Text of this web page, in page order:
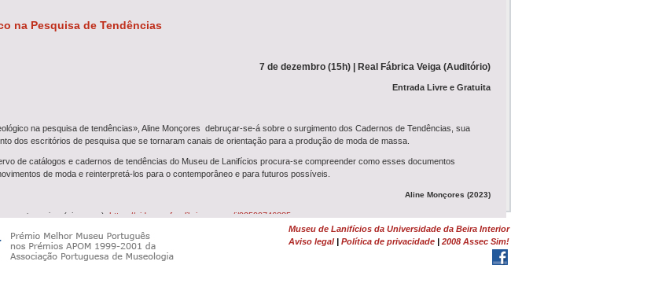
Wool É Cool
Farrapeiros com aOficina de Rodilhas: Entre Farrapos e Memórias<...
Tosquia e Feltragem
da Lã Churra Mondegueira realizam-se no
na Pesquisa de Tendências
7 de dezembro (15h) | Real Fábrica Veiga (Auditório)
Entrada Livre e Gratuita
na pesquisa de tendências», Aline Monçores debruçar-se-á sobre o surgimento dos Cadernos de Tendências, sua
dos escritórios de pesquisa que se tornaram canais de orientação para a produção de moda de massa.
de catálogos e cadernos de tendências do Museu de Lanifícios procura-se compreender como esses documentos
de moda e reinterpretá-los para o contemporâneo e para futuros possíveis.
Aline Monçores (2023)
em streaming (via zoom): https://videoconf-colibri.zoom.us/j/92599746885
Museu de Lanifícios da Universidade da Beira Interior
Aviso legal | Política de privacidade | 2008 Assec Sim!